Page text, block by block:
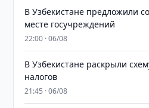
В Узбекистане предложили
месте госучреждений
22:00 · 06/08
В Узбекистане раскрыли
налогов
21:45 · 06/08